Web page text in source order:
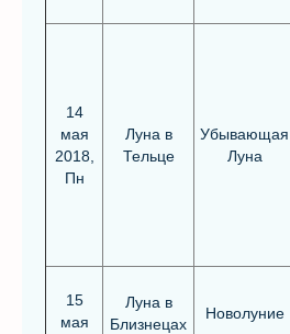
14
мая
2018,
Пн
Луна в
Тельце
Убывающая
Луна
15
мая
Луна в
Близнецах
Новолуние